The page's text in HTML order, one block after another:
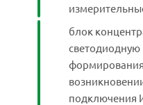
блок
светодиодную
подключения